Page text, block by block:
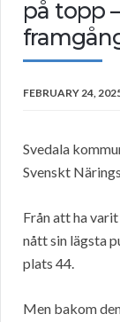
på topp
FEBRUARY 24,
Svedala
Svenskt
Från att ha
nått sin lägsta
plats 44.
Men bakom